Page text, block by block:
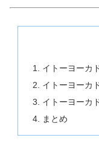
イトーヨーカ
イトーヨーカ
イトーヨーカ
まとめ